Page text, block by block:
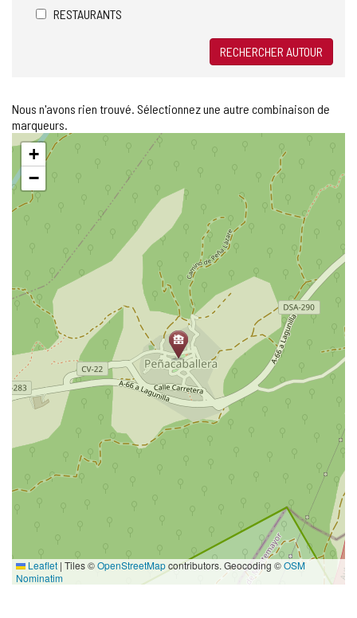
RESTAURANTS
RECHERCHER AUTOUR
Nous n'avons rien trouvé. Sélectionnez une autre combinaison de
marqueurs.
Sauter
carte
+
−
Leaflet | Tiles ©OpenStreetMapcontributors. Geocoding ©OSM
Nominatim